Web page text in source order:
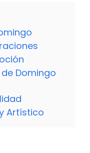
Domingo
Artístico